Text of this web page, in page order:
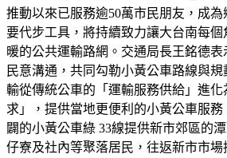
推動以來已服務逾50萬市民朋友，成
要代步工具，將持續致力讓大台南每
暖的公共運輸路網。交通局長王銘德
民意溝通，共同勾勒小黃公車路線與
輸從傳統公車的「運輸服務供給」進
求」，提供當地更便利的小黃公車服
闢的小黃公車綠 33線提供新市郊區的
仔寮及社內等聚落居民，往返新市市